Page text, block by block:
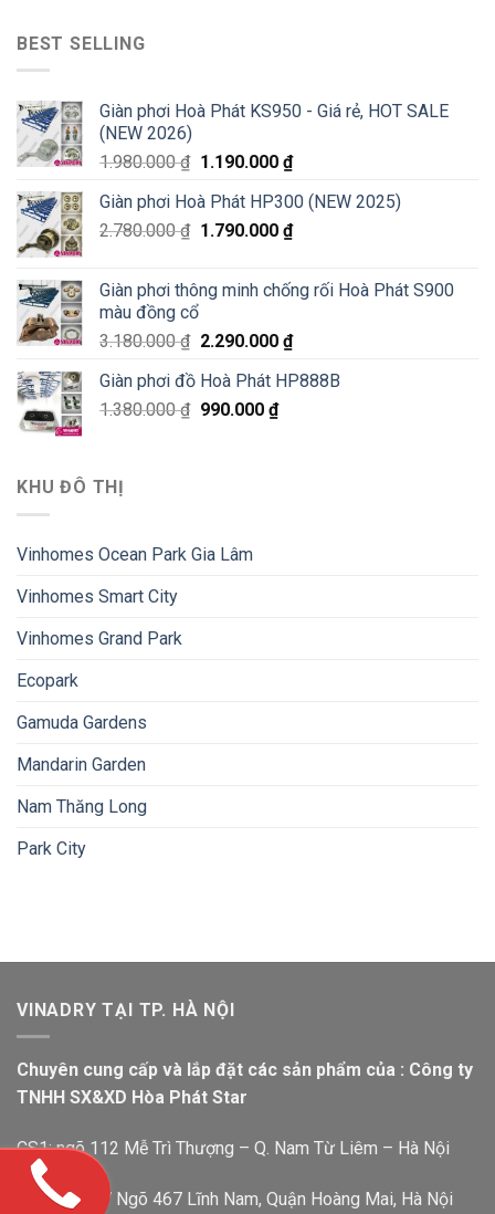
BEST SELLING
Giàn phơi Hoà Phát KS950 - Giá rẻ, HOT SALE
(NEW 2026)
1.980.000₫ 1.190.000 ₫
Giàn phơi Hoà Phát HP300 (NEW 2025)
2.780.000₫ 1.790.000 ₫
Giàn phơi thông minh chống rối Hoà Phát S900
màu đồng cổ
3.180.000₫ 2.290.000 ₫
Giàn phơi đồ Hoà Phát HP888B
1.380.000₫ 990.000 ₫
KHU ĐÔ THỊ
Vinhomes Ocean Park Gia Lâm
Vinhomes Smart City
Vinhomes Grand Park
Ecopark
Gamuda Gardens
Mandarin Garden
Nam Thăng Long
Park City
VINADRY TẠI TP. HÀ NỘI
Chuyên cung cấp và lắp đặt các sản phẩm của : Công ty
TNHH SX&XD Hòa Phát Star
CS1: ngõ 112 Mễ Trì Thượng – Q. Nam Từ Liêm – Hà Nội
CS2: Số 147 Ngõ 467 Lĩnh Nam, Quận Hoàng Mai, Hà Nội